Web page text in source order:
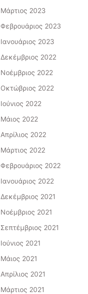
Μάρτιος 2023
Φεβρουάριος 2023
Ιανουάριος 2023
Δεκέμβριος 2022
Νοέμβριος 2022
Οκτώβριος 2022
Ιούνιος 2022
Μάιος 2022
Απρίλιος 2022
Μάρτιος 2022
Φεβρουάριος 2022
Ιανουάριος 2022
Δεκέμβριος 2021
Νοέμβριος 2021
Σεπτέμβριος 2021
Ιούνιος 2021
Μάιος 2021
Απρίλιος 2021
Μάρτιος 2021